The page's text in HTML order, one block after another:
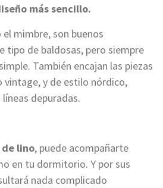
más sencillo.
mimbre, son buenos
tipo de baldosas, pero siempre
También encajan las piezas
y de estilo nórdico,
depuradas.
de lino, puede acompañarte
en tu dormitorio. Y por sus
nada complicado